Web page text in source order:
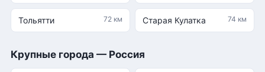
Тольятти 72 км Старая Кулатка 74 км
Крупные города — Россия